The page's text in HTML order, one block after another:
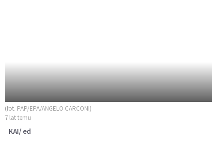
(fot. PAP/EPA/ANGELO CARCONI)
7 lat temu
KAI/ ed